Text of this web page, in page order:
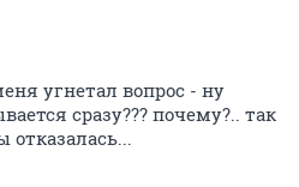
угнетал вопрос - ну
сразу??? почему?.. так
отказалась...